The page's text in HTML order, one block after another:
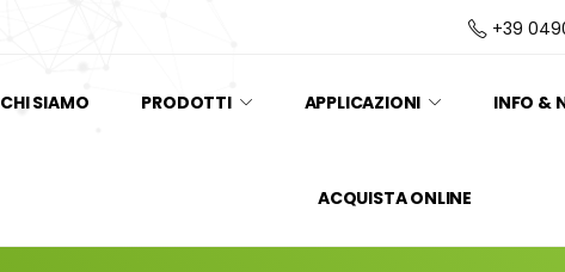
+39
CHI SIAMO PRODOTTI APPLICAZIONI INFO &
ACQUISTA ONLINE